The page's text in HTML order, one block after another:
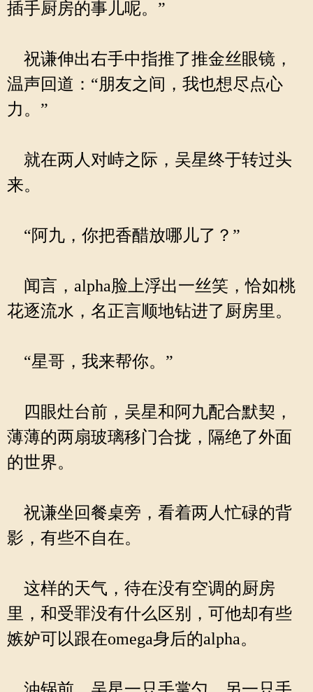
插手厨房的事儿呢。”
祝谦伸出右手中指推了推金丝眼镜，
温声回道：“朋友之间，我也想尽点心
力。”
就在两人对峙之际，吴星终于转过头
来。
“阿九，你把香醋放哪儿了？”
闻言，alpha脸上浮出一丝笑，恰如桃
花逐流水，名正言顺地钻进了厨房里。
“星哥，我来帮你。”
四眼灶台前，吴星和阿九配合默契，
薄薄的两扇玻璃移门合拢，隔绝了外面
的世界。
祝谦坐回餐桌旁，看着两人忙碌的背
影，有些不自在。
这样的天气，待在没有空调的厨房
里，和受罪没有什么区别，可他却有些
嫉妒可以跟在omega身后的alpha。